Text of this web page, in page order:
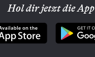
Hol dir jetzt die App